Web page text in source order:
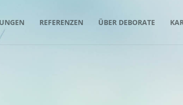
REFERENZEN ÜBER DEBORATE